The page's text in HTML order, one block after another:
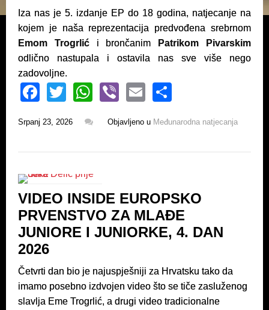
Iza nas je 5. izdanje EP do 18 godina, natjecanje na
kojem je naša reprezentacija predvođena srebrnom
Emom Trogrlići brončanim
Patrikom Pivarskim
odlično nastupala i ostavila nas sve više nego
zadovoljne.
F
c
e
o
k
T
tt
er
W
at
s
p
Vi
er
E
ail ar
e
Srpanj 23, 2026 Objavljeno u Međunarodna natjecanja
VIDEO INSIDE EUROPSKO
PRVENSTVO ZA MLAĐE
JUNIORE I JUNIORKE, 4. DAN
2026
Četvrti dan bio je najuspješniji za Hrvatsku tako da
imamo posebno izdvojen video što se tiče zasluženog
slavlja Eme Trogrlić, a drugi video tradicionalne